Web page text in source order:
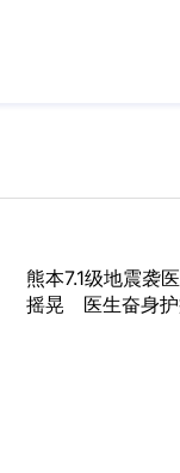
熊本7.1级地震袭
摇晃 医生奋身护